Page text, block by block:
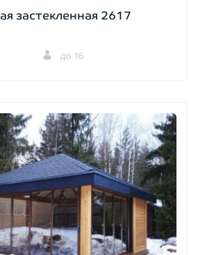
застекленная 2617
до 16